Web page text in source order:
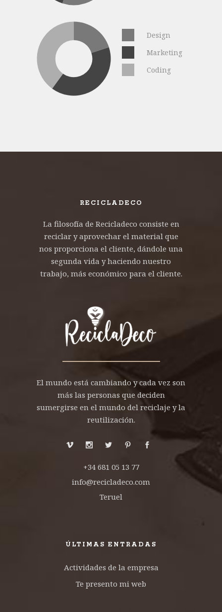
Design
Marketing
Coding
RECICLADECO
La filosofía de Recicladeco consiste en
reciclar y aprovechar el material que
nos proporciona el cliente, dándole una
segunda vida y haciendo nuestro
trabajo, más económico para el cliente.
El mundo está cambiando y cada vez son
más las personas que deciden
sumergirse en el mundo del reciclaje y la
reutilización.
+34 681 05 13 77
info@recicladeco.com
Teruel
ÚLTIMAS ENTRADAS
Actividades de la empresa
Te presento mi web